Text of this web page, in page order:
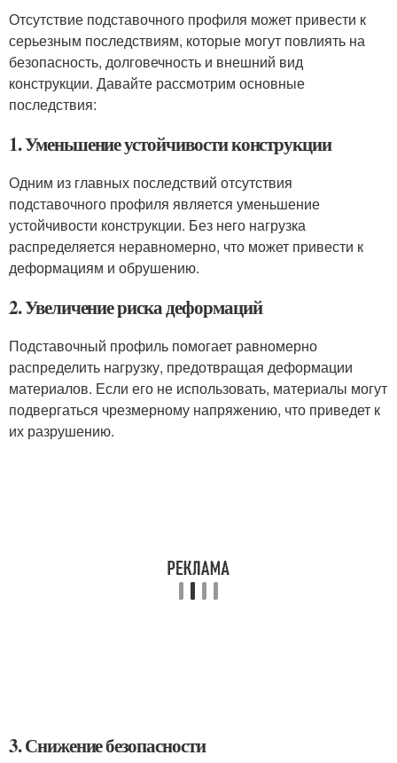
Отсутствие подставочного профиля может привести к
серьезным последствиям, которые могут повлиять на
безопасность, долговечность и внешний вид
конструкции. Давайте рассмотрим основные
последствия:
1. Уменьшение устойчивости конструкции
Одним из главных последствий отсутствия
подставочного профиля является уменьшение
устойчивости конструкции. Без него нагрузка
распределяется неравномерно, что может привести к
деформациям и обрушению.
2. Увеличение риска деформаций
Подставочный профиль помогает равномерно
распределить нагрузку, предотвращая деформации
материалов. Если его не использовать, материалы могут
подвергаться чрезмерному напряжению, что приведет к
их разрушению.
3. Снижение безопасности